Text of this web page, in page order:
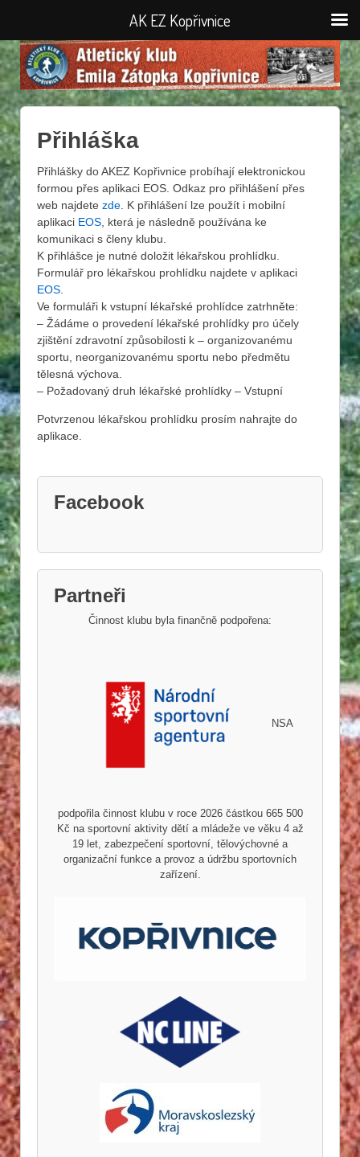
Přihláška
Přihlášky do AKEZ Kopřivnice probíhají elektronickou
formou přes aplikaci EOS. Odkaz pro přihlášení přes
web najdete zde . K přihlášení lze použít i mobilní
aplikaci EOS , která je následně používána ke
komunikaci s členy klubu.
K přihlášce je nutné doložit lékařskou prohlídku.
Formulář pro lékařskou prohlídku najdete v aplikaci
EOS
Ve formuláři k vstupní lékařské prohlídce zatrhněte:
– Žádáme o provedení lékařské prohlídky pro účely
zjištění zdravotní způsobilosti k – organizovanému
sportu, neorganizovanému sportu nebo předmětu
tělesná výchova.
– Požadovaný druh lékařské prohlídky – Vstupní
Potvrzenou lékařskou prohlídku prosím nahrajte do
aplikace.
Facebook
Partneři
Činnost klubu byla finančně podpořena:
NSA
podpořila činnost klubu v roce 2026 částkou 665 500
Kč na sportovní aktivity dětí a mládeže ve věku 4 až
19 let, zabezpečení sportovní, tělovýchovné a
organizační funkce a provoz a údržbu sportovních
zařízení.
AK EZ Kopřivnice